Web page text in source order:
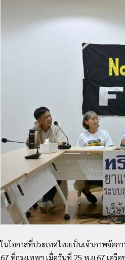
ในโอกาสที่ประเทศไทยเป็นเจ้าภาพจัดก
67 ที่กรุงเทพฯ เมื่อวันที่ 25 พ.ย.67 เครื